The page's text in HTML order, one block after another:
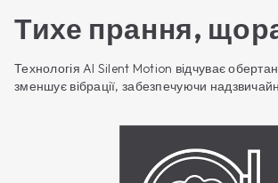
Тихе прання,
Технологія AI Silent Motion відчуває
зменшує вібрації, забезпечуючи